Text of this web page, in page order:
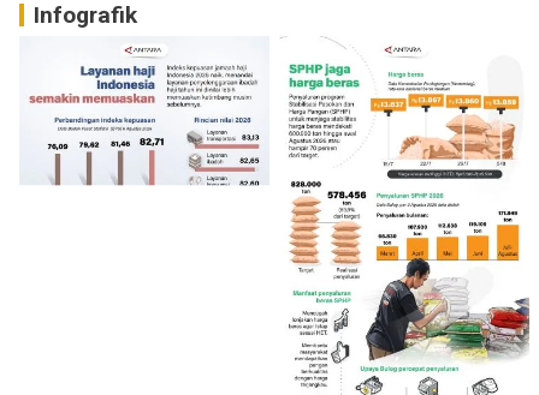
Infografik